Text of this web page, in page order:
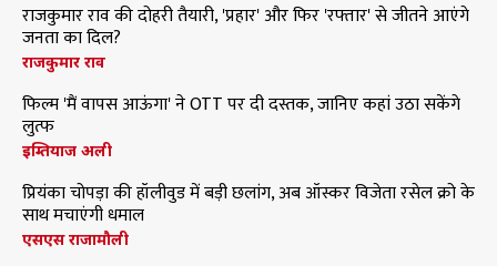
राजकुमार राव की दोहरी तैयारी, 'प्रहार' और फिर 'रफ्तार' से जीतने आएंगे
जनता का दिल?
राजकुमार राव
फिल्म 'मैं वापस आऊंगा' ने OTT पर दी दस्तक, जानिए कहां उठा सकेंगे
लुत्फ
इम्तियाज अली
प्रियंका चोपड़ा की हॉलीवुड में बड़ी छलांग, अब ऑस्कर विजेता रसेल क्रो के
साथ मचाएंगी धमाल
एसएस राजामौली